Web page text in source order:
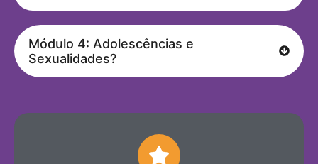
Módulo 4: Adolescências e
Sexualidades?